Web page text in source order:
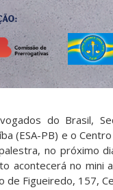
do Brasil,
(ESA-PB) e o
no próximo
acontecerá no mini
de Figueiredo, 157,